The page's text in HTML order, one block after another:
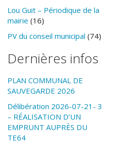
Lou Guit – Périodique de la
mairie (16)
PV du conseil municipal (74)
Dernières infos
PLAN COMMUNAL DE
SAUVEGARDE 2026
Délibération 2026-07-21- 3
– RÉALISATION D’UN
EMPRUNT AUPRÈS DU
TE64